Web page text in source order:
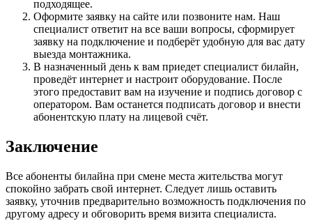
подходящее.
Оформите заявку на сайте или позвоните нам. Наш
специалист ответит на все ваши вопросы, сформирует
заявку на подключение и подберёт удобную для вас дату
выезда монтажника.
В назначенный день к вам приедет специалист билайн,
проведёт интернет и настроит оборудование. После
этого предоставит вам на изучение и подпись договор с
оператором. Вам останется подписать договор и внести
абонентскую плату на лицевой счёт.
Заключение
Все абоненты билайна при смене места жительства могут
спокойно забрать свой интернет. Следует лишь оставить
заявку, уточнив предварительно возможность подключения по
другому адресу и обговорить время визита специалиста.